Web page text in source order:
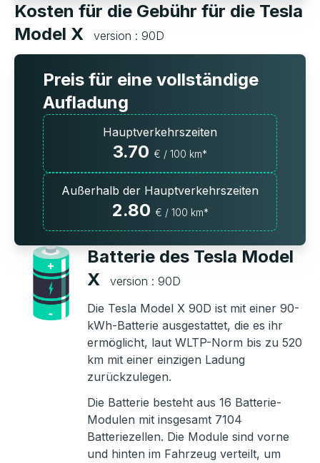
Kosten für die Gebühr für die Tesla
Model X
version : 90D
Preis für eine vollständige
Aufladung
Hauptverkehrszeiten
3.70 € / 100 km*
Außerhalb der Hauptverkehrszeiten
2.80 € / 100 km*
Batterie des Tesla Model
X
version : 90D
Die Tesla Model X 90D ist mit einer 90-
kWh-Batterie ausgestattet, die es ihr
ermöglicht, laut WLTP-Norm bis zu 520
km mit einer einzigen Ladung
zurückzulegen.
Die Batterie besteht aus 16 Batterie-
Modulen mit insgesamt 7104
Batteriezellen. Die Module sind vorne
und hinten im Fahrzeug verteilt, um